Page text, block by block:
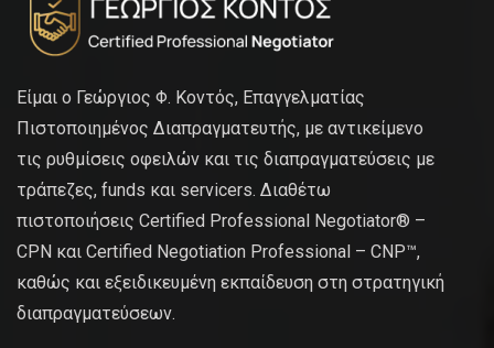
Είμαι ο Γεώργιος Φ. Κοντός, Επαγγελματίας
Πιστοποιημένος Διαπραγματευτής, με αντικείμενο
τις ρυθμίσεις οφειλών και τις διαπραγματεύσεις με
τράπεζες, funds και servicers. Διαθέτω
πιστοποιήσεις Certified Professional Negotiator® –
CPN και Certified Negotiation Professional – CNP™,
καθώς και εξειδικευμένη εκπαίδευση στη στρατηγική
διαπραγματεύσεων.